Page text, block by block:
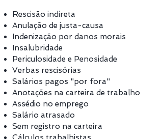
Rescisão indireta
Anulação de justa-causa
Indenização por danos morais
Insalubridade
Periculosidade e Penosidade
Verbas rescisórias
Salários pagos "por fora"
Anotações na carteira de trabalho
Assédio no emprego
Salário atrasado
Sem registro na carteira